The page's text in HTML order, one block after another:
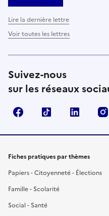
Lire la dernière lettre
Voir toutes les lettres
Suivez-nous
sur les réseaux
FacebookTikTok
Fiches pratiques par thèmes
Papiers - Citoyenneté - Élections
Famille - Scolarité
Social - Santé